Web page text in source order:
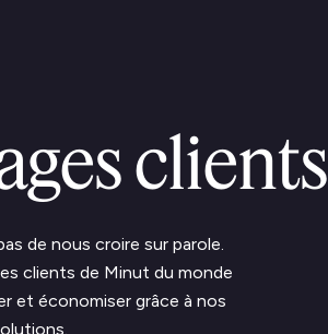
clients
de nous croire sur parole.
clients de Minut du monde
et économiser grâce à nos